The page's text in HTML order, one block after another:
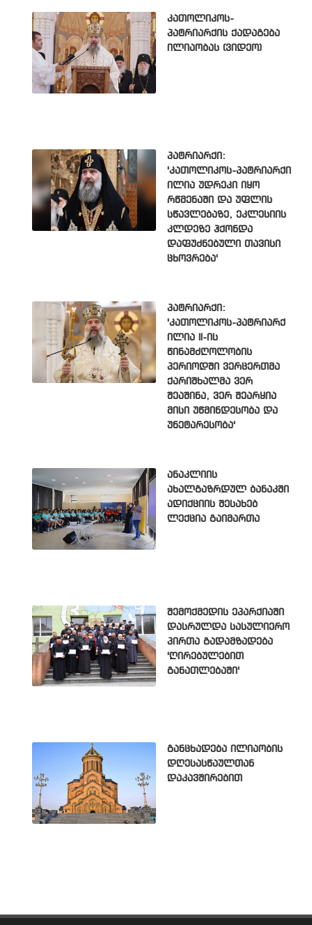
კათოლიკოს-
პატრიარქის ქადაგება
ილიაობას (ვიდეო)
პატრიარქი:
'კათოლიკოს-პატრიარქი
ილია უდრეკი იყო
რწმენაში და უფლის
სწავლებაზე, ეკლესიის
კლდეზე ჰქონდა
დაფუძნებული თავისი
ცხოვრება'
პატრიარქი:
'კათოლიკოს-პატრიარქ
ილია II-ის
წინამძღოლობის
პერიოდში ვერცერთმა
ქარიშხალმა ვერ
შეაშინა, ვერ შეარყია
მისი უწმინდესობა და
უნეტარესობა'
ანაკლიის
ახალგაზრდულ ბანაკში
ადიქციის შესახებ
ლექცია გაიმართა
შემოქმედის ეპარქიაში
დასრულდა სასულიერო
პირთა გადამზადება
'ღირებულებით
განათლებაში'
განცხადება ილიაობის
დღესასწაულთან
დაკავშირებით